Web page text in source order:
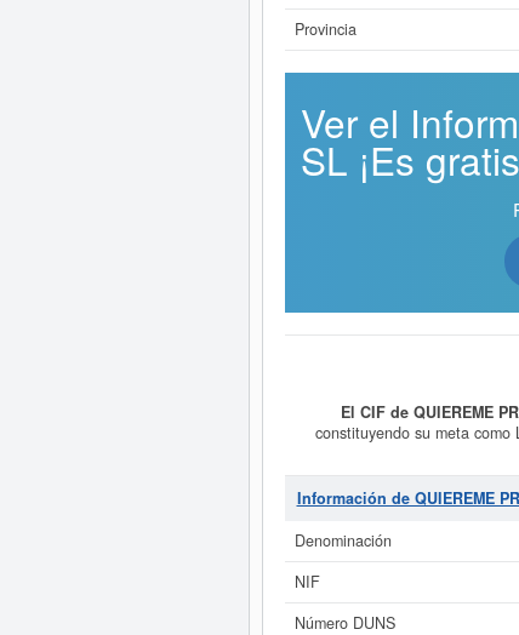
Provincia
Ver el
SL ¡Es
El CIF de QUIEREME
constituyendo su meta como
TELEVISION,
CUALQUIER TIPO DE OBR.
vídeo y de programas de
puede solicitar esta empresa.
Si está interesado en conocer
QUIEREME
Información de QUIEREME
Denominación
NIF
Número DUNS